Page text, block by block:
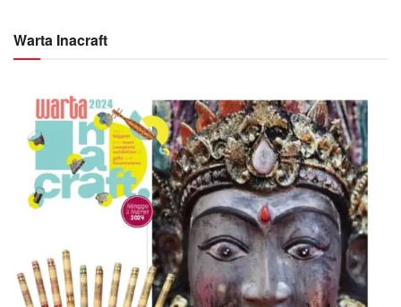
Warta Inacraft